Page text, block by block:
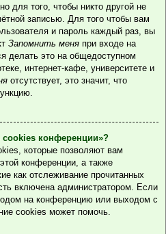
для того, чтобы никто другой не
записью. Для того чтобы вам
и пароль каждый раз, вы
Запомнить меня при входе на
делать это на общедоступном
интернет-кафе, университете и
отсутствует, это значит, что
cookies конференции»?
которые позволяют вам
конференции, а также
как отслеживание прочитанных
включена администратором. Если
на конференцию или выходом с
cookies может помочь.